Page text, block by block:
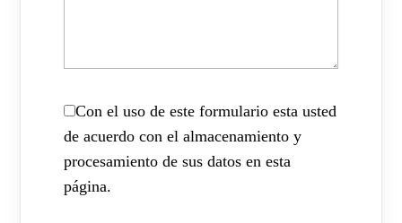
Con el uso de este formulario esta usted
de acuerdo con el almacenamiento y
procesamiento de sus datos en esta
página.